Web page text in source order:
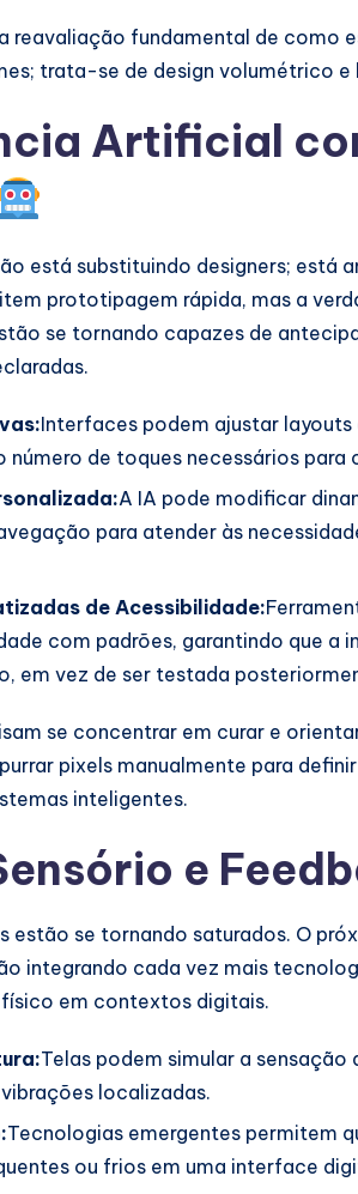
reavaliação fundamental de como
trata-se de design volumétrico e
Artificial
está substituindo designers; está
prototipagem rápida, mas a
se tornando capazes de
Interfaces podem ajustar
número de toques necessários para
A IA pode modificar
para atender às
de Acessibilidade:
com padrões, garantindo que a
em vez de ser testada
se concentrar em curar e
pixels manualmente para
inteligentes.
e
estão se tornando saturados. O
integrando cada vez mais
em contextos digitais.
Telas podem simular a sensação
localizadas.
Tecnologias emergentes permitem
ou frios em uma interface